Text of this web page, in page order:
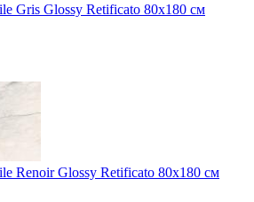
Gris Glossy Retificato 80x180 см
Renoir Glossy Retificato 80x180 см